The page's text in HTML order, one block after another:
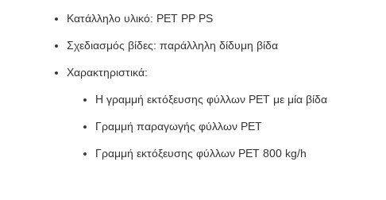
Κατάλληλο υλικό: PET PP PS
Σχεδιασμός βίδες: παράλληλη δίδυμη βίδα
Χαρακτηριστικά:
Η γραμμή εκτόξευσης φύλλων PET με μία βίδα
Γραμμή παραγωγής φύλλων PET
Γραμμή εκτόξευσης φύλλων PET 800 kg/h